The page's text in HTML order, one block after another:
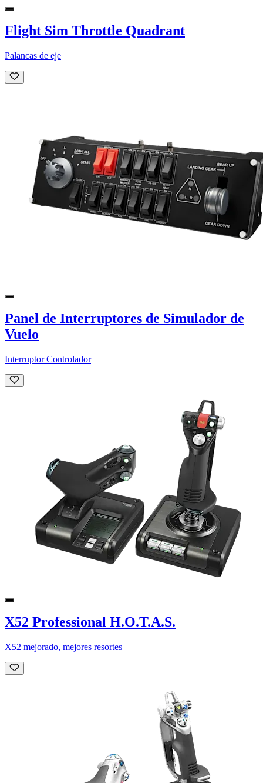
Flight Sim Throttle Quadrant
Palancas de eje
Panel de Interruptores de Simulador de
Vuelo
Interruptor Controlador
X52 Professional H.O.T.A.S.
X52 mejorado, mejores resortes